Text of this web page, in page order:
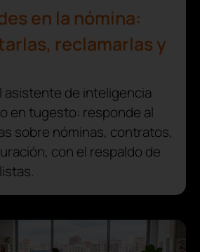
en la nómina:
reclamarlas y
asistente de inteligencia
en tugesto: responde al
sobre nóminas, contratos,
con el respaldo de